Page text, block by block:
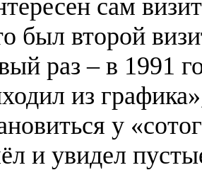
сам
был второй
раз – в 1991
из
у
и увидел